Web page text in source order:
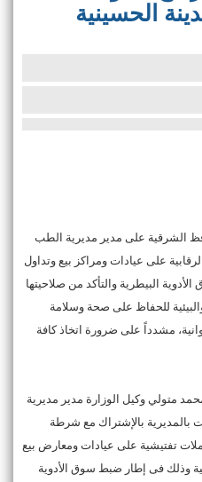
الحسينية
الشرقية على مدير مديرية الطب
على عيادات ومراكز بيع وتداول
البيطرية والتأكد من صلاحيتها
للحفاظ على صحة وسلامة
مشدداً على ضرورة اتخاذ كافة
متولي وكيل الوزارة مدير مديرية
بالمديرية بالإشتراك مع شرطة
تفتيشية على عيادات ومعارض بيع
وذلك فى إطار ضبط سوق الأدوية